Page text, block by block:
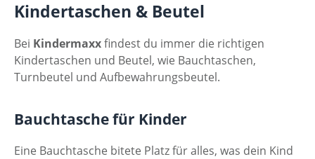
Kindertaschen & Beutel
Bei Kindermaxxfindest du immer die richtigen
Kindertaschen und Beutel, wie Bauchtaschen,
Turnbeutel und Aufbewahrungsbeutel.
Bauchtasche für Kinder
Eine Bauchtasche bitete Platz für alles, was dein Kind